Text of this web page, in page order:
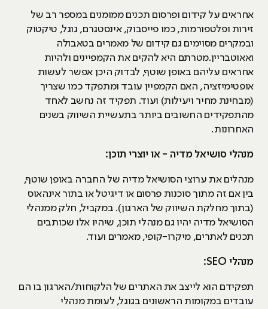
אחראים על קידום ופרסום תכנים ממומנים במספר רב של
זירות ופלטפורמות, כמו פייסבוק, אינסטגרם, גוגל, טיקטוק
ובמקרים מסוימים גם קידום של מאמרים בטאבולה
ואאוטבריין.מטרתם היא להקים את הקמפיינים ולהיות
אחראים עליהם באופן שוטף, לבדוק היכן אפשר לעשות
אופטימיזציה, האם הקמפיין עובד ומתפקד כמו שצריך
(מבחינת מחיר ויעילות) ועוד. תפקיד זה נחשב לאחד
מהתפקידים החשובים ביותר בתעשיית השיווק בשנים
האחרונות.
מנהלי סושיאל מדיה - או יוצרי תוכן:
מנהלים את ערוצי הסושיאל מדיה של החברה באופן שוטף,
בין אם זה מתוך סוכנות פרסום או דיגיטל או בתור אינהאוס
(בתוך מחלקת השיווק של הארגון). במקביל, חלק ממנהלי
הסושיאל מדיה יהיו גם מנהלי תוכן, שיהיו אלו שכותבים
תכנים לאתרים, מיקרו-קופי, מאמרים ועוד.
מנהלי SEO:
תפקידם הוא לייצב את האתרים של הלקוחות/הארגון בו הם
עובדים במקומות הראשונים בגוגל, לעומת מנהלי